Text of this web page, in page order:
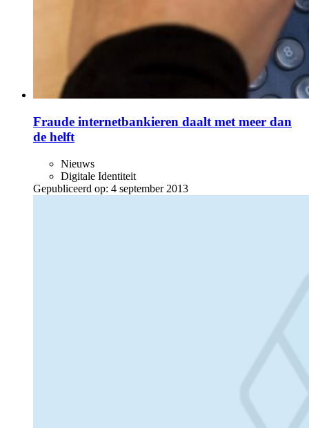
Fraude internetbankieren daalt met meer dan
de helft
Nieuws
Digitale Identiteit
Gepubliceerd op: 4 september 2013